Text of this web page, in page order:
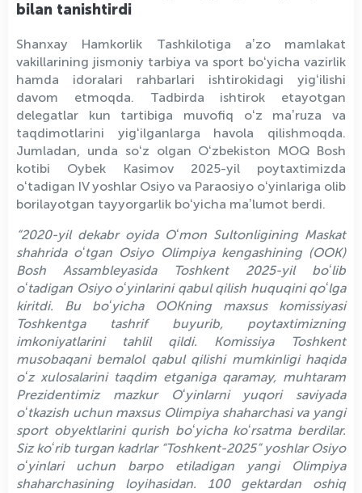
bilan tanishtirdi
Shanxay Hamkorlik Tashkilotiga aʼzo mamlakat
vakillarining jismoniy tarbiya va sport boʻyicha vazirlik
hamda idoralari rahbarlari ishtirokidagi yigʻilishi
davom etmoqda. Tadbirda ishtirok etayotgan
delegatlar kun tartibiga muvofiq oʻz maʼruza va
taqdimotlarini yigʻilganlarga havola qilishmoqda.
Jumladan, unda soʻz olgan Oʻzbekiston MOQ Bosh
kotibi Oybek Kasimov 2025-yil poytaxtimizda
oʻtadigan IV yoshlar Osiyo va Paraosiyo oʻyinlariga olib
borilayotgan tayyorgarlik boʻyicha maʼlumot berdi.
“2020-yil dekabr oyida Oʻmon Sultonligining Maskat
shahrida oʻtgan Osiyo Olimpiya kengashining (OOK)
Bosh Assambleyasida Toshkent 2025-yil boʻlib
oʻtadigan Osiyo oʻyinlarini qabul qilish huquqini qoʻlga
kiritdi. Bu boʻyicha OOKning maxsus komissiyasi
Toshkentga tashrif buyurib, poytaxtimizning
imkoniyatlarini tahlil qildi. Komissiya Toshkent
musobaqani bemalol qabul qilishi mumkinligi haqida
oʻz xulosalarini taqdim etganiga qaramay, muhtaram
Prezidentimiz mazkur Oʻyinlarni yuqori saviyada
oʻtkazish uchun maxsus Olimpiya shaharchasi va yangi
sport obyektlarini qurish boʻyicha koʻrsatma berdilar.
Siz koʻrib turgan kadrlar “Toshkent-2025” yoshlar Osiyo
oʻyinlari uchun barpo etiladigan yangi Olimpiya
shaharchasining loyihasidan. 100 gektardan oshiq